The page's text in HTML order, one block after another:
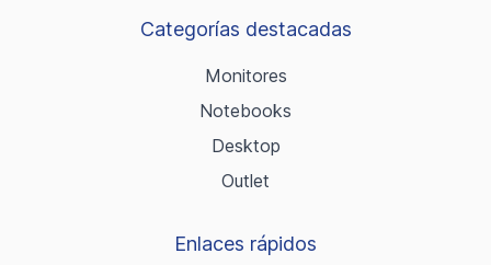
Categorías destacadas
Monitores
Notebooks
Desktop
Outlet
Enlaces rápidos